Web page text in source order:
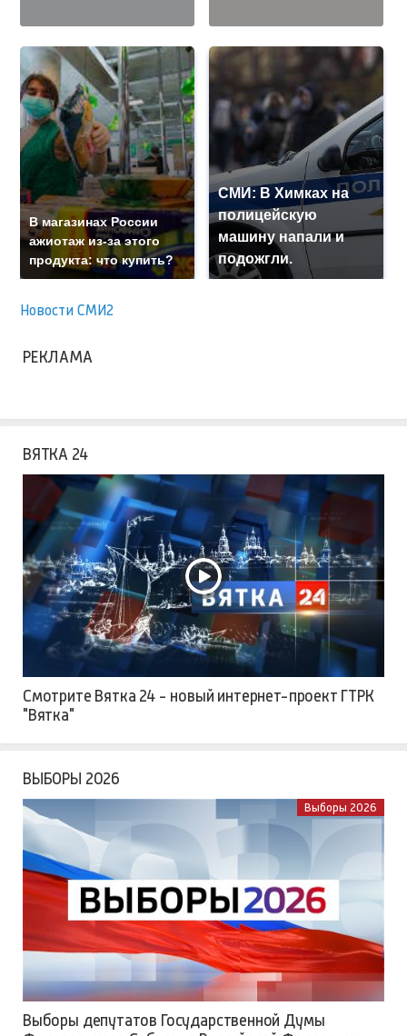
В магазинах России
ажиотаж из-за этого
продукта: что купить?
СМИ: В Химках на
полицейскую
машину напали и
подожгли.
Новости СМИ2
РЕКЛАМА
ВЯТКА 24
Смотрите Вятка 24 - новый интернет-проект ГТРК
"Вятка"
ВЫБОРЫ 2026
Выборы 2026
Выборы депутатов Государственной Думы